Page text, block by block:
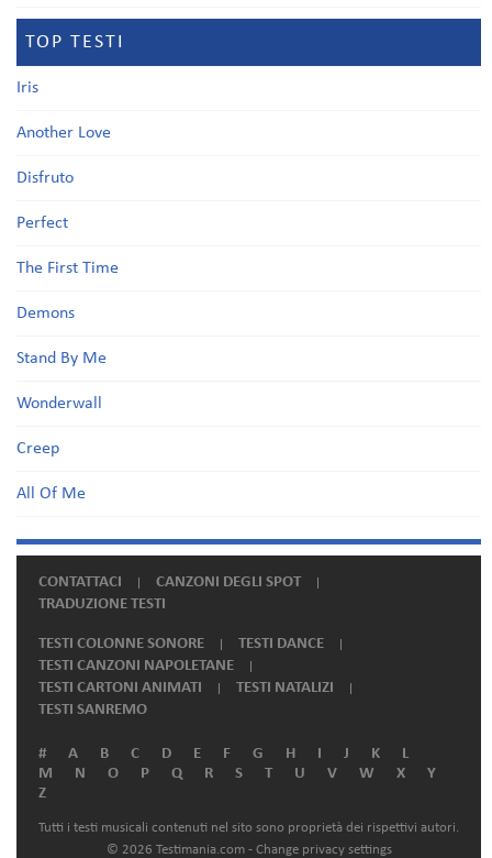
TOP TESTI
Iris
Another Love
Disfruto
Perfect
The First Time
Demons
Stand By Me
Wonderwall
Creep
All Of Me
CONTATTACI
CANZONI DEGLI SPOT
TRADUZIONE TESTI
TESTI COLONNE SONORE
TESTI DANCE
TESTI CANZONI NAPOLETANE
TESTI CARTONI ANIMATI
TESTI NATALIZI
TESTI SANREMO
# A B C D E F G H I J K
L
M
N O P Q R S T U V W X
Y
Z
Tutti i testi musicali contenuti nel sito sono proprietà dei rispettivi autori.
© 2026 Testimania.com - Change privacy settings